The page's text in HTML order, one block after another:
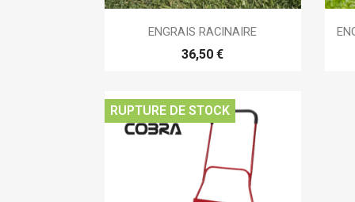
Aperçu rapide
ENGRAIS RACINAIRE
36,50 €
RUPTURE DE STOCK